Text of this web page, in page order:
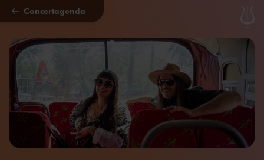
Naar hoofdcontent
Concertagenda